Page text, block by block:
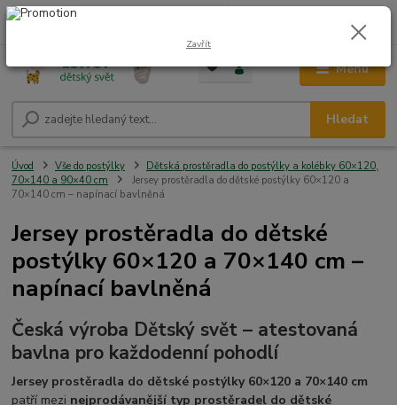
Menu
Hledat
+420 604 278 943 0,00 Kč
Úvod Vše do postýlky
Dětská prostěradla do postýlky a kolébky 60×120,
70×140 a 90×40 cm
Jersey prostěradla do dětské postýlky 60×120 a
70×140 cm – napínací bavlněná
Jersey prostěradla do dětské
postýlky 60×120 a 70×140 cm –
napínací bavlněná
Česká výroba Dětský svět – atestovaná
bavlna pro každodenní pohodlí
Jersey prostěradla do dětské postýlky 60×120 a 70×140 cm
patří mezi nejprodávanější typ prostěradel do dětské
Zavřít